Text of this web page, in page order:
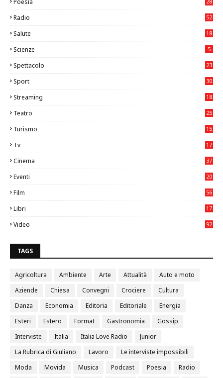
Poesia
Radio 52
Salute
18
Scienze 5
Spettacolo 23
Sport
30
Streaming 18
Teatro
25
Turismo
15
Tv
17
Cinema
37
Eventi
20
Film
56
Libri
17
Video
92
TAGS
Agricoltura Ambiente Arte Attualità
Auto e moto
Aziende
Chiesa Convegni Crociere
Cultura
Danza
Economia Editoria Editoriale
Energia
Esteri
Estero Format Gastronomia
Gossip
Interviste
Italia Italia Love Radio
Junior
La Rubrica di Giuliano
Lavoro
Le interviste impossibili
Moda
Movida Musica Podcast Poesia
Radio